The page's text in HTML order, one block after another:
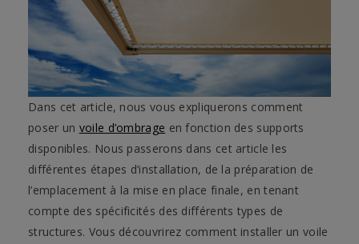
Dans cet article, nous vous expliquerons comment
poser un voile d’ombrage en fonction des supports
disponibles. Nous passerons dans cet article les
différentes étapes d’installation, de la préparation de
l’emplacement à la mise en place finale, en tenant
compte des spécificités des différents types de
structures. Vous découvrirez comment installer un voile